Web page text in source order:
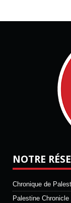
NOTRE
Chronique de
Palestine Chronicle